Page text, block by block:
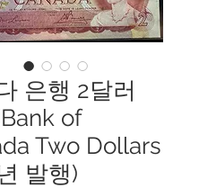
은행 2달러
of
Two Dollars
발행)